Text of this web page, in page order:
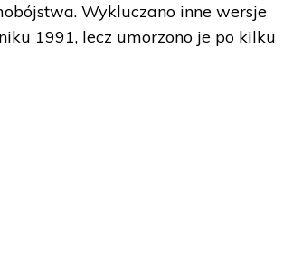
Wykluczano inne wersje
1991, lecz umorzono je po kilku